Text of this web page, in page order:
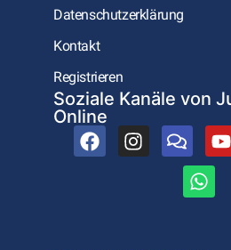
Datenschutzerklärung
Kontakt
Registrieren
Soziale Kanäle von
Online